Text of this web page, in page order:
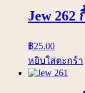
Jew
฿25.00
หยิบใส่ตะกร้า